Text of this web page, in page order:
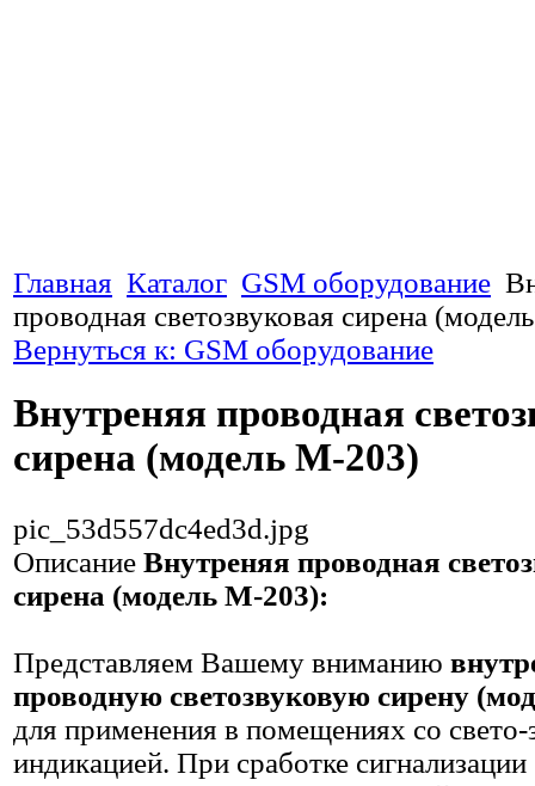
Главная Каталог GSM оборудование
проводная светозвуковая сирена
Вернуться к: GSM оборудование
Внутреняя проводная
сирена (модель М-203)
pic_53d557dc4ed3d.jpg
Описание Внутреняя проводная
сирена (модель М-203):
Представляем Вашему вниманию
проводную светозвуковую сирену
для применения в помещениях со свето-
индикацией. При сработке сигнализации